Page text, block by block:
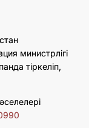
министрлігі
тіркеліп,